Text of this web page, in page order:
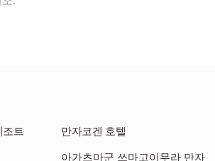
트 만자코겐 호텔
아가츠마군 쓰마고이무라 만자